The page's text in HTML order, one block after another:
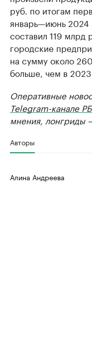
руб. по итогам
январь—июнь 2024
составил 119 млрд
городские
на сумму около
больше, чем в 2023
Оперативные
Telegram-канале
мнения, лонгриды
Авторы
Алина Андреева